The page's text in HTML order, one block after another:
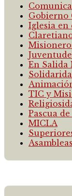
Gobierno
Iglesia en
En Salida
TIC y
Pascua
MICLA